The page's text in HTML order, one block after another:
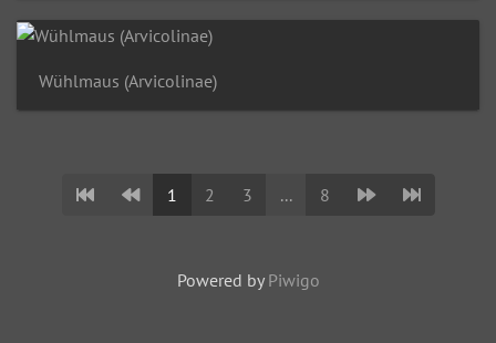
Wühlmaus (Arvicolinae)
1 2 3 ... 8
Powered by Piwigo